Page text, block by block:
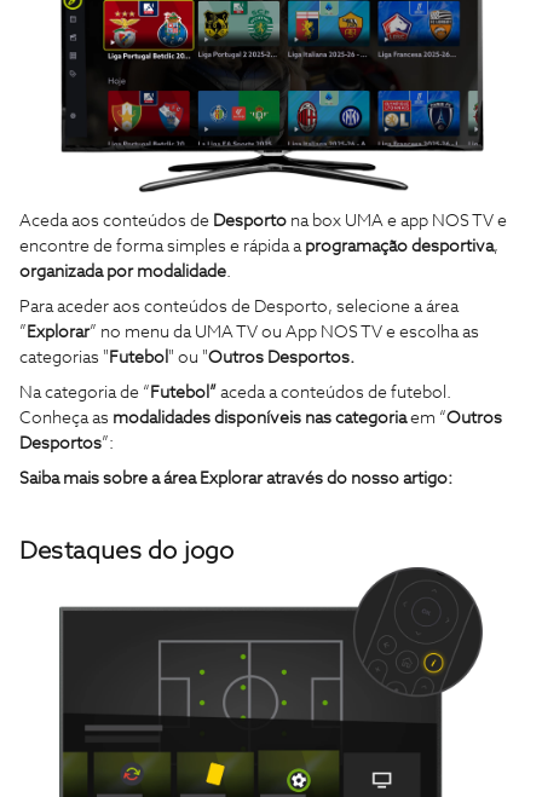
Aceda aos conteúdos de Desporto na box UMA e app NOS TV e
encontre de forma simples e rápida a programação desportiva,
organizada por modalidade.
Para aceder aos conteúdos de Desporto, selecione a área
” Explorar” no menu da UMA TV ou App NOS TV e escolha as
categorias " Futebol " ou "Outros Desportos.
Na categoria de “ Futebol” aceda a conteúdos de futebol.
Conheça as modalidades disponíveis nas categoriaem “Outros
Desportos”:
Saiba mais sobre a área Explorar através do nosso artigo:
Destaques do jogo